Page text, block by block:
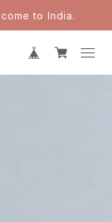
to India.